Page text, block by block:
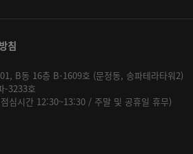
침
B동 16층 B-1609호 (문정동, 송파테라타워2)
-3233호
시간 12:30~13:30 / 주말 및 공휴일 휴무)